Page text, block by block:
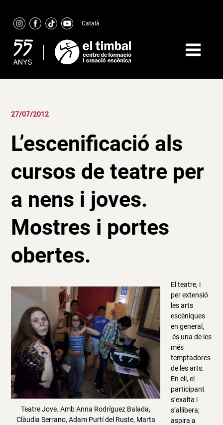
content
Català
27/07/2012
L’escenificació als
cursos de teatre per
a nens i joves.
Mostres i portes
obertes.
Teatre Jove. Amb Anna Rodríguez Balada,
Clàudia Serrano, Adam Purtí del Ruste, Marta
El teatre, i
per extensió
les arts
escèniques
en general,
és una de les
més
temptadores
de les arts.
En ell, el
participant
s’exalta i
s’allibera;
aspira a